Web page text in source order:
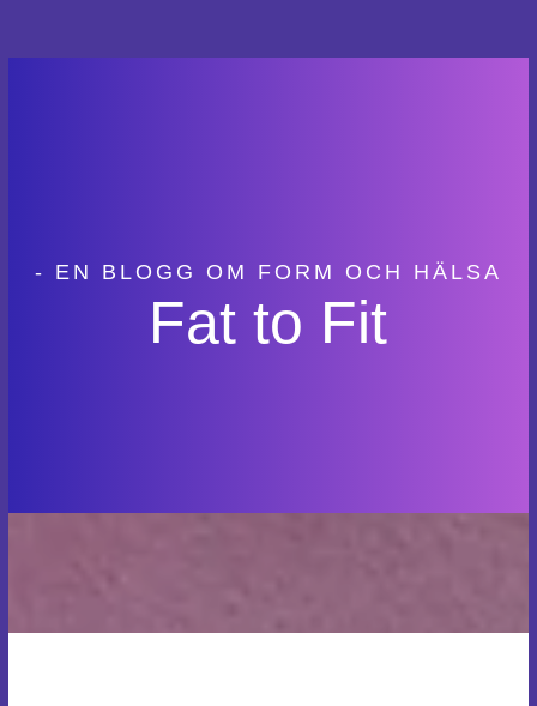
- EN BLOGG OM FORM OCH HÄLSA
Fat to Fit